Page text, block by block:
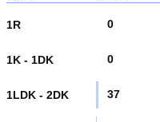
1R 0
1K - 1DK 0
1LDK - 2DK 37